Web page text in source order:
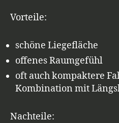
Vorteile:
schöne Liegefläche
offenes Raumgefühl
oft auch kompaktere
Kombination mit
Nachteile: